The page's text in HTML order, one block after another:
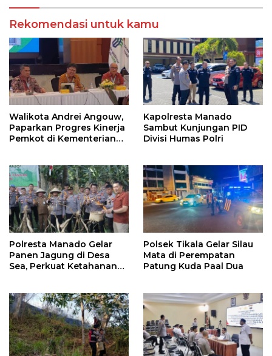
Rekomendasi untuk kamu
Walikota Andrei Angouw,
Paparkan Progres Kinerja
Pemkot di Kementerian
Kapolresta Manado
Sambut Kunjungan PID
Divisi Humas Polri
Polresta Manado Gelar
Panen Jagung di Desa
Sea, Perkuat Ketahanan
Polsek Tikala Gelar Silau
Mata di Perempatan
Patung Kuda Paal Dua